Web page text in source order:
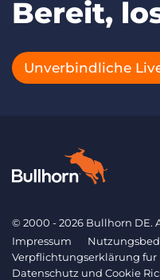
Bereit,
Unverbindliche
© 2000 - 2026 Bullhorn DE.
Impressum
Verpflichtungserklärung fur
Datenschutz und Cookie